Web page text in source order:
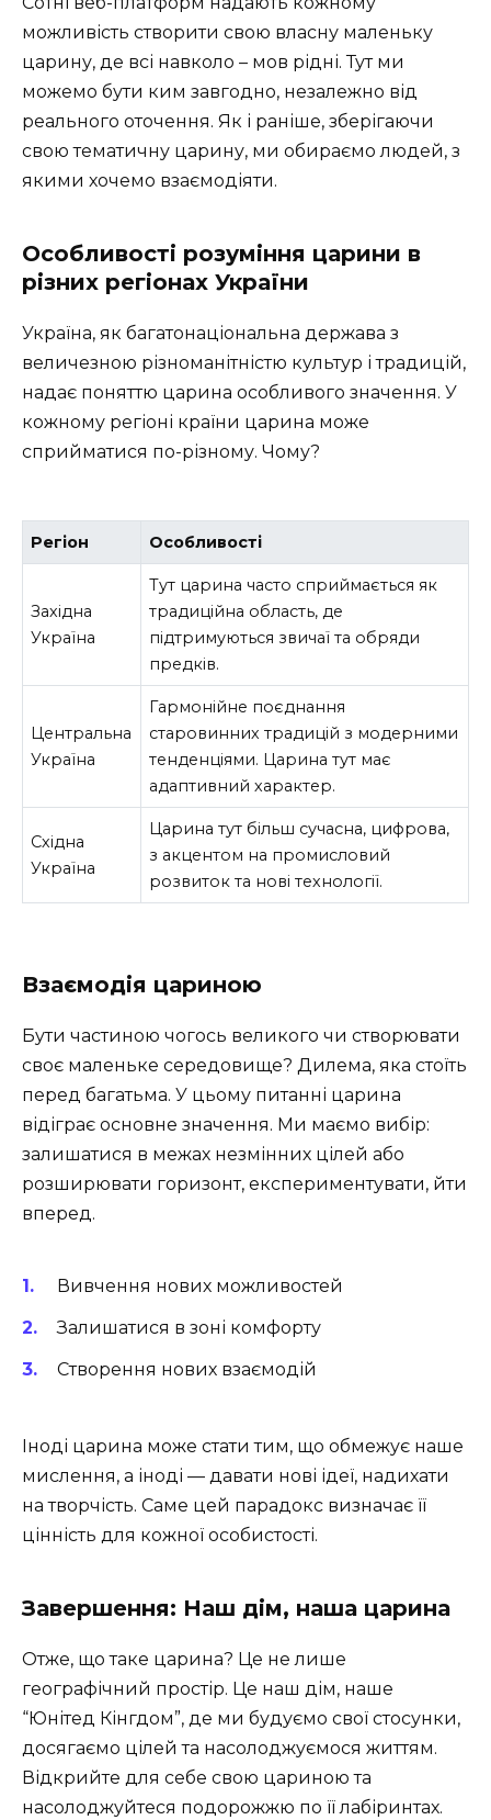
можливість створити свою власну маленьку
царину, де всі навколо – мов рідні. Тут ми
можемо бути ким завгодно, незалежно від
реального оточення. Як і раніше, зберігаючи
свою тематичну царину, ми обираємо людей, з
якими хочемо взаємодіяти.
Особливості розуміння царини в
різних регіонах України
Україна, як багатонаціональна держава з
величезною різноманітністю культур і традицій,
надає поняттю царина особливого значення. У
кожному регіоні країни царина може
сприйматися по-різному. Чому?
Регіон Особливості
Західна
Україна
Тут царина часто сприймається як
традиційна область, де
підтримуються звичаї та обряди
предків.
Центральна
Україна
Гармонійне поєднання
старовинних традицій з модерними
тенденціями. Царина тут має
адаптивний характер.
Східна
Україна
Царина тут більш сучасна, цифрова,
з акцентом на промисловий
розвиток та нові технології.
Взаємодія цариною
Бути частиною чогось великого чи створювати
своє маленьке середовище? Дилема, яка стоїть
перед багатьма. У цьому питанні царина
відіграє основне значення. Ми маємо вибір:
залишатися в межах незмінних цілей або
розширювати горизонт, експериментувати, йти
вперед.
Вивчення нових можливостей
Залишатися в зоні комфорту
Створення нових взаємодій
Іноді царина може стати тим, що обмежує наше
мислення, а іноді — давати нові ідеї, надихати
на творчість. Саме цей парадокс визначає її
цінність для кожної особистості.
Завершення: Наш дім, наша царина
Отже, що таке царина? Це не лише
географічний простір. Це наш дім, наше
“Юнітед Кінгдом”, де ми будуємо свої стосунки,
досягаємо цілей та насолоджуємося життям.
Відкрийте для себе свою цариною та
насолоджуйтеся подорожжю по її лабіринтах.